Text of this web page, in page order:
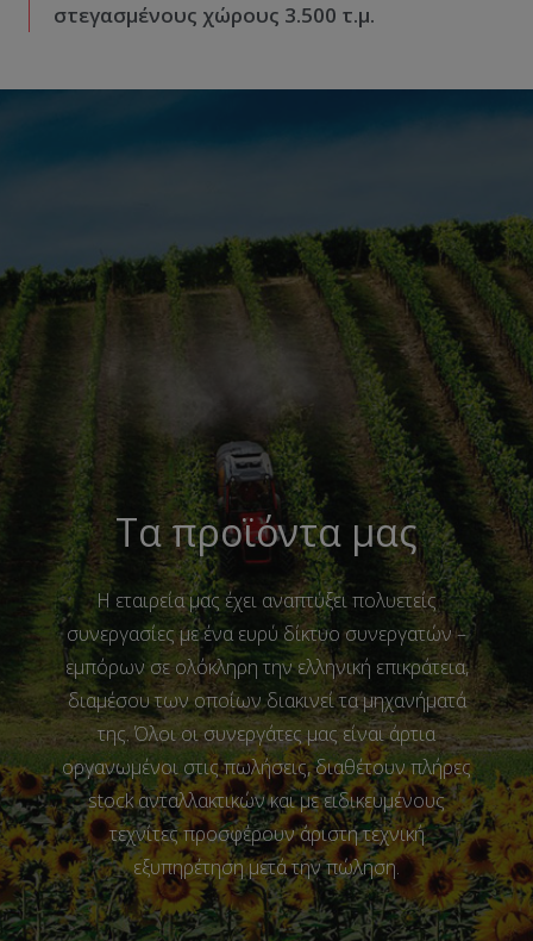
στεγασμένους χώρους 3.500 τ.μ.
Τα προϊόντα μας
Η εταιρεία μας έχει αναπτύξει πολυετείς
συνεργασίες με ένα ευρύ δίκτυο συνεργατών –
εμπόρων σε ολόκληρη την ελληνική επικράτεια,
διαμέσου των οποίων διακινεί τα μηχανήματά
της. Όλοι οι συνεργάτες μας είναι άρτια
οργανωμένοι στις πωλήσεις, διαθέτουν πλήρες
stock ανταλλακτικών και με ειδικευμένους
τεχνίτες προσφέρουν άριστη τεχνική
εξυπηρέτηση μετά την πώληση.